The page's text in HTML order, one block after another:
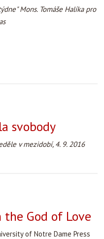
Mons. Tomáše Halíka pro
svobody
v mezidobí, 4. 9. 2016
the God of Love
of Notre Dame Press